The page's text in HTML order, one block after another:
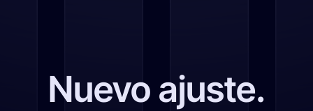
Nuevo ajuste.